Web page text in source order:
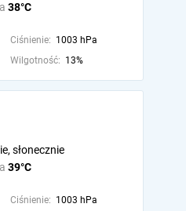
38°C
Ciśnienie: 1003 hPa
Wilgotność: 13%
39°C
słonecznie
Ciśnienie: 1003 hPa